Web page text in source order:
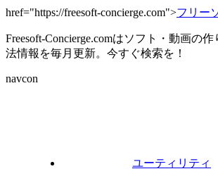
href="https://freesoft-concierge.com">フリー
Freesoft-Concierge.comはソフト・動画の
法情報を毎月更新。今すぐ検索を！
navcon
ユーティリティ